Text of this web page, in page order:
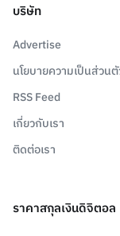
บริษัท
Advertise
นโยบายความเป็นส่วน
RSS Feed
เกี่ยวกับเรา
ติดต่อเรา
ราคาสกุลเงินดิจิตอล